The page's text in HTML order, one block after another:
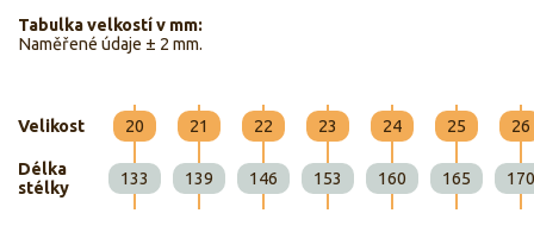
Tabulka velkostí v mm:
Naměřené údaje ± 2 mm.
Velikost 20 21 22 23 24 25 26
Délka
stélky
133 139 146 153 160 165 170